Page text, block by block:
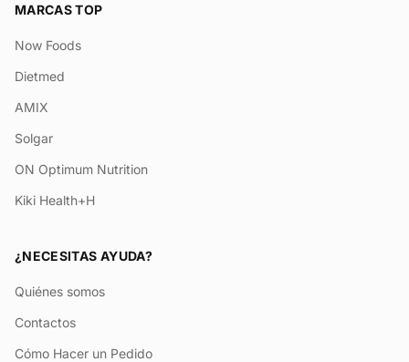
MARCAS TOP
Now Foods
Dietmed
AMIX
Solgar
ON Optimum Nutrition
Kiki Health+H
¿NECESITAS AYUDA?
Quiénes somos
Contactos
Cómo Hacer un Pedido